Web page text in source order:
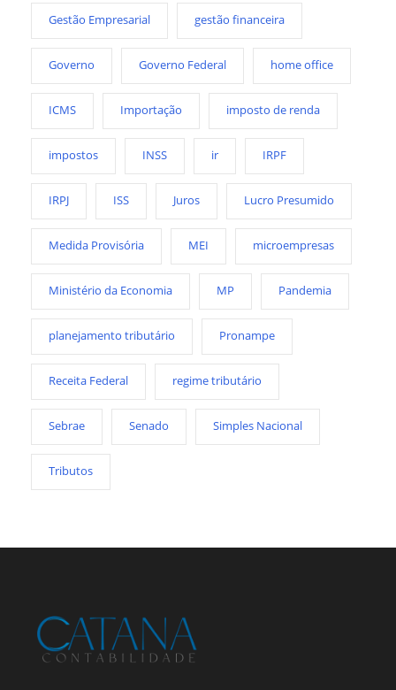
Gestão Empresarial gestão financeira
Governo Governo Federal home office
ICMS Importação imposto de renda
impostos INSS ir IRPF
IRPJ ISS Juros Lucro Presumido
Medida Provisória MEI microempresas
Ministério da Economia MP Pandemia
planejamento tributário Pronampe
Receita Federal regime tributário
Sebrae Senado Simples Nacional
Tributos